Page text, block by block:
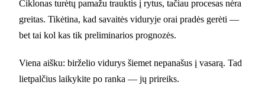
Ciklonas turėtų pamažu trauktis į rytus, tačiau procesas nėra
greitas. Tikėtina, kad savaitės viduryje orai pradės gerėti —
bet tai kol kas tik preliminarios prognozės.
Viena aišku: birželio vidurys šiemet nepanašus į vasarą. Tad
lietpalčius laikykite po ranka — jų prireiks.